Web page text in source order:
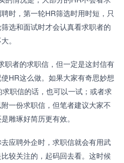
时，第一轮HR筛选时用时短，只
选和面试时才会认真看求职者的
。
职者的求职信，但一定是这封信有
HR这么做。如果大家有奇思妙想
求职信的话，也可以一试；或者求
一份求职信，但笔者建议大家不
雕琢好简历更有效。
应聘外企时，求职信就会有用武
较关注的，起码回去看。这时候